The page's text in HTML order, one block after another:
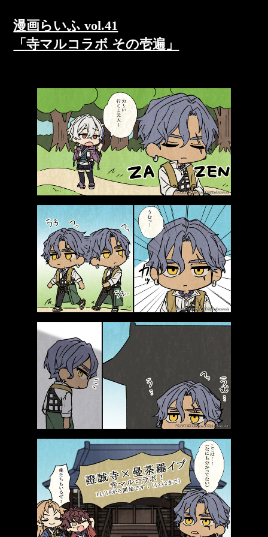
漫画らいふ vol.41
「寺マルコラボ その壱遍」